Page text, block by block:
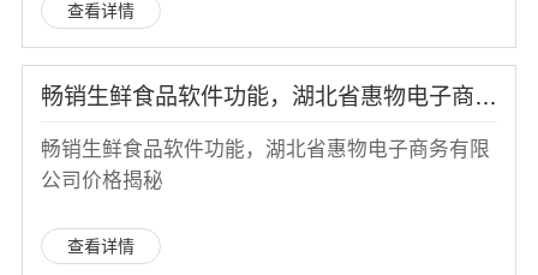
查看详情
畅销生鲜食品软件功能，湖北省惠物电子商务有限公司价格揭秘
畅销生鲜食品软件功能，湖北省惠物电子商务有限
公司价格揭秘
查看详情